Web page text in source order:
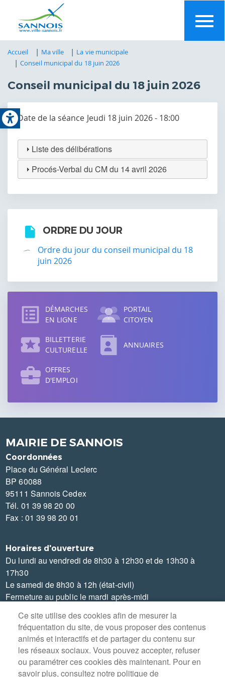
Open toolbar
Accueil Ma ville
La vie municipale
Conseil municipal du 18 juin 2026
Conseil municipal du 18 juin 2026
Date de la séance Jeudi 18 juin 2026 - 18:00
Liste des délibérations
Procés-Verbal du CM du 14 avril 2026
ORDRE DU JOUR
Ordre du jour du conseil municipal du 18
juin 2026
direct
DÉMARCHES
EN LIGNE
PORTAIL
CITOYEN
BILLETTERIE
CULTURELLE
ANNUAIRES
OFFRES
D'EMPLOI
MAIRIE DE SANNOIS
Coordonnées
Place du Général Leclerc
BP 60088
95111 Sannois Cedex
Tél. 01 39 98 20 00
Fax : 01 39 98 20 01
Horaires d'ouverture
Du lundi au vendredi de 8h30 à 12h30 et de 13h30 à
17h30
Le samedi de 8h30 à 12h (état-civil)
Fermeture au public le mardi après-midi
MENU
PIED
PLAN DU SITE
CONTACT
Ce site utilise des cookies afin de mesurer la
fréquentation du site, de vous proposer des contenus
animés et interactifs et de partager du contenu sur
les réseaux sociaux. Vous pouvez accepter, refuser
ou paramétrer ces cookies dès maintenant. Pour en
savoir plus, consultez notre politique de